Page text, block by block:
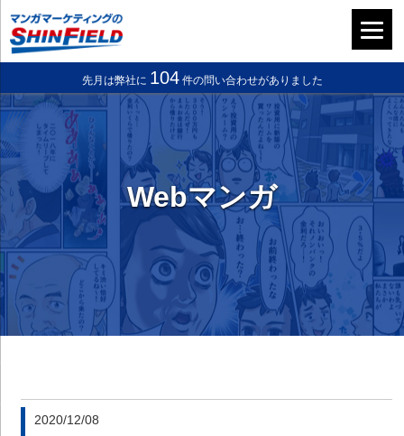
先月は弊社に 104件の問い合わせがありました
Webマンガ
2020/12/08